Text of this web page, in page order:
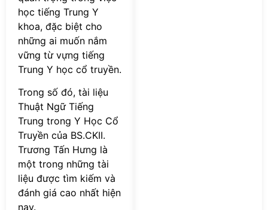
học tiếng Trung Y
khoa, đặc biệt cho
những ai muốn nắm
vững từ vựng tiếng
Trung Y học cổ truyền.
Trong số đó, tài liệu
Thuật Ngữ Tiếng
Trung trong Y Học Cổ
Truyền của BS.CKII.
Trương Tấn Hưng là
một trong những tài
liệu được tìm kiếm và
đánh giá cao nhất hiện
nay.